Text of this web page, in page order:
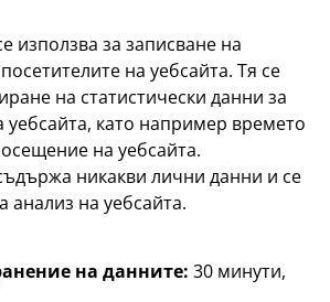
Домакинство
320 ml
използва за записване на
на уебсайта. Тя се
на статистически данни за
уебсайта, като например времето
на уебсайта.
никакви лични данни и се
анализ на уебсайта.
на данните: 30 минути,